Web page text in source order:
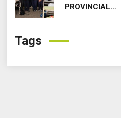
PROVINCIAL…
Tags